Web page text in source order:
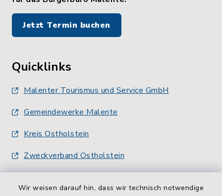
Wir weisen darauf hin, dass wir technisch notwendige
Jetzt Termin buchen
Quicklinks
Malenter Tourismus und Service GmbH
Gemeindewerke Malente
Kreis Ostholstein
Zweckverband Ostholstein